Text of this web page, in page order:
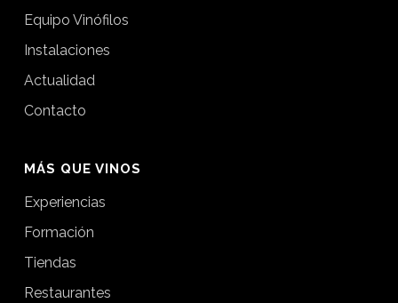
Equipo Vinófilos
Instalaciones
Actualidad
Contacto
MÁS QUE VINOS
Experiencias
Formación
Tiendas
Restaurantes